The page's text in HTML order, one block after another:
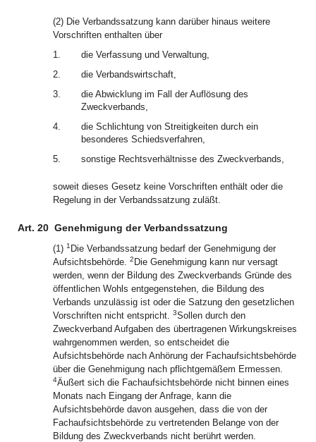
(2) Die Verbandssatzung kann darüber hinaus weitere
Vorschriften enthalten über
1.
die Verfassung und Verwaltung,
2.
die Verbandswirtschaft,
3.
die Abwicklung im Fall der Auflösung des
Zweckverbands,
4.
die Schlichtung von Streitigkeiten durch ein
besonderes Schiedsverfahren,
5.
sonstige Rechtsverhältnisse des Zweckverbands,
soweit dieses Gesetz keine Vorschriften enthält oder die
Regelung in der Verbandssatzung zuläßt.
Art. 20 Genehmigung der Verbandssatzung
(1) 1 Die Verbandssatzung bedarf der Genehmigung der
Aufsichtsbehörde. 2 Die Genehmigung kann nur versagt
werden, wenn der Bildung des Zweckverbands Gründe des
öffentlichen Wohls entgegenstehen, die Bildung des
Verbands unzulässig ist oder die Satzung den gesetzlichen
Vorschriften nicht entspricht. 3Sollen durch den
Zweckverband Aufgaben des übertragenen Wirkungskreises
wahrgenommen werden, so entscheidet die
Aufsichtsbehörde nach Anhörung der Fachaufsichtsbehörde
über die Genehmigung nach pflichtgemäßem Ermessen.
4Äußert sich die Fachaufsichtsbehörde nicht binnen eines
Monats nach Eingang der Anfrage, kann die
Aufsichtsbehörde davon ausgehen, dass die von der
Fachaufsichtsbehörde zu vertretenden Belange von der
Bildung des Zweckverbands nicht berührt werden.